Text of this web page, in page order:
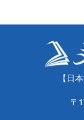
【日
〒